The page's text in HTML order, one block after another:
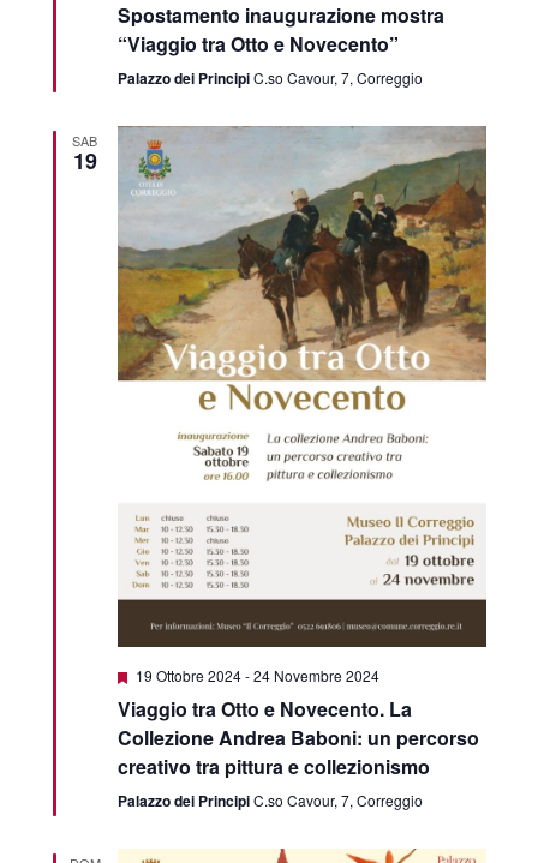
Spostamento inaugurazione mostra
“Viaggio tra Otto e Novecento”
Palazzo dei PrincipiC.so Cavour, 7, Correggio
SAB
19
Segnalati
19 Ottobre 2024-24 Novembre 2024
Viaggio tra Otto e Novecento. La
Collezione Andrea Baboni: un percorso
creativo tra pittura e collezionismo
Palazzo dei PrincipiC.so Cavour, 7, Correggio